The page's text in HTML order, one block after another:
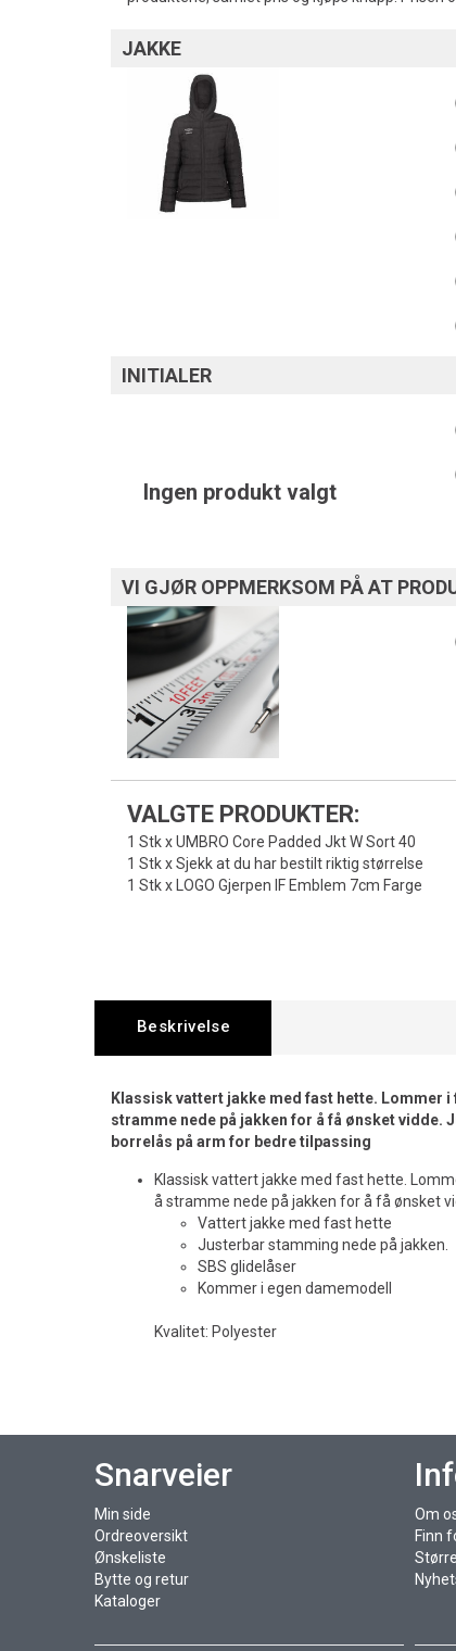
JAKKE
INITIALER
Ingen produkt valgt
VI GJØR OPPMERKSOM PÅ AT
VALGTE PRODUKTER:
1 Stk x UMBRO Core Padded Jkt W Sort 40
1 Stk x Sjekk at du har bestilt riktig størrelse
1 Stk x LOGO Gjerpen IF Emblem 7cm Farge
Beskrivelse
Klassisk vattert jakke med fast hette. Lommer
stramme nede på jakken for å få ønsket vidde.
borrelås på arm for bedre tilpassing
Klassisk vattert jakke med fast hette.
å stramme nede på jakken for å få ønsket
Vattert jakke med fast hette
Justerbar stamming nede på jakken.
SBS glidelåser
Kommer i egen damemodell
Kvalitet: Polyester
Snarveier
Min side
Ordreoversikt
Ønskeliste
Bytte og retur
Kataloger
Om
Finn